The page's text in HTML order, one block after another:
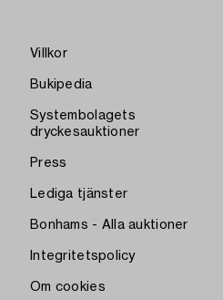
Villkor
Bukipedia
Systembolagets
dryckesauktioner
Press
Lediga tjänster
Bonhams - Alla auktioner
Integritetspolicy
Om cookies